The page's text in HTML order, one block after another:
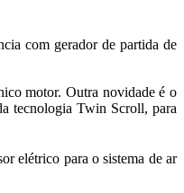
com gerador de partida de
motor. Outra novidade é o
tecnologia Twin Scroll, para
elétrico para o sistema de ar